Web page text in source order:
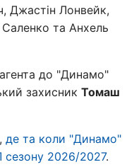
Джастін Лонвейк,
та Анхель
до "Динамо"
захисник Томаш
де та коли "Динамо"
сезону 2026/2027.